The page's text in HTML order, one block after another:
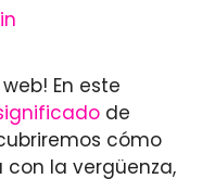
En este
de
cómo
la vergüenza,